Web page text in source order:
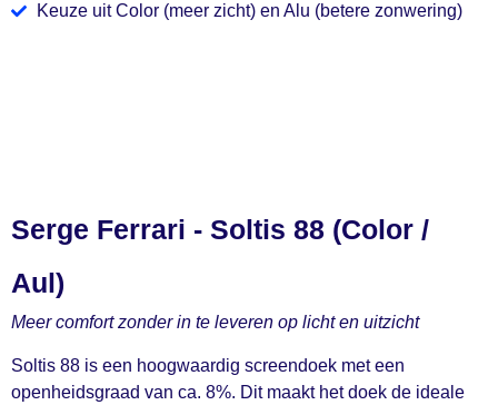
Keuze uit Color (meer zicht) en Alu (betere zonwering)
Serge Ferrari - Soltis 88 (Color /
Aul)
Meer comfort zonder in te leveren op licht en uitzicht
Soltis 88 is een hoogwaardig screendoek met een
openheidsgraad van ca. 8%. Dit maakt het doek de ideale